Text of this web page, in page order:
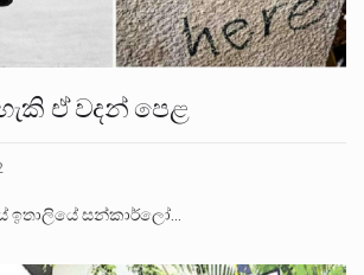
ඒ වදන් පෙළ
ඉතාලියේ සන්කාර්ලෝ…